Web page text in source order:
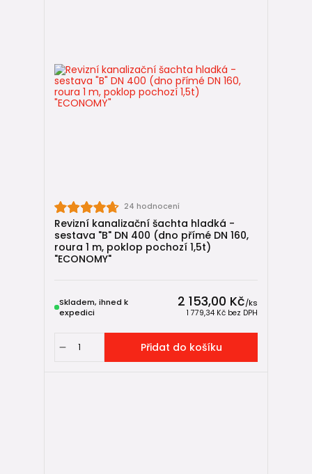
24 hodnocení
Revizní kanalizační šachta hladká -
sestava "B" DN 400 (dno přímé DN 160,
roura 1 m, poklop pochozí 1,5t)
"ECONOMY"
2 153,00 Kč/ks
1 779,34 Kč bez DPH
Skladem, ihned k
expedici
Přidat do košíku